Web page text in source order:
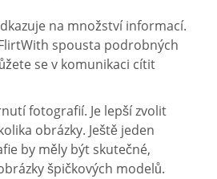
na množství informací.
spousta podrobných
se v komunikaci cítit
fotografií. Je lepší zvolit
obrázky. Ještě jeden
by měly být skutečné,
špičkových modelů.